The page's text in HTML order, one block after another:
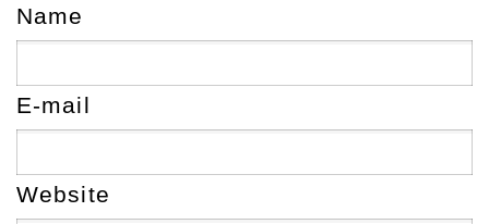
Name
E-mail
Website